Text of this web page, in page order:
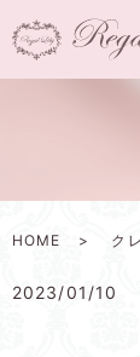
HOME ク
2023/01/10